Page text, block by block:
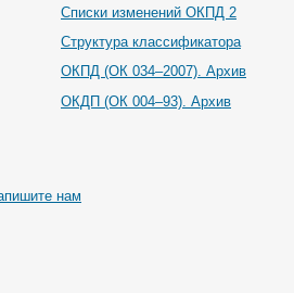
Списки изменений ОКПД 2
Структура классификатора
ОКПД (ОК 034–2007). Архив
ОКДП (ОК 004–93). Архив
нам